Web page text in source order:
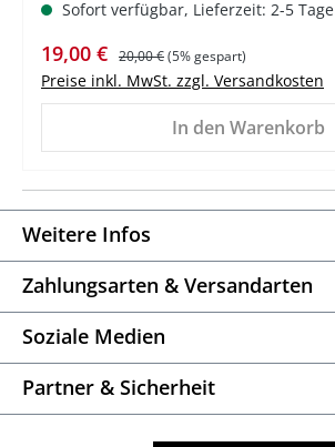
Sofort verfügbar, Lieferzeit: 2-5 Tage
Verkaufspreis:
19,00 € Regulärer Preis:
20,00 €(5% gespart)
Preise inkl. MwSt. zzgl. Versandkosten
In den Warenkorb
Weitere Infos
Zahlungsarten & Versandarten
Soziale Medien
Partner & Sicherheit